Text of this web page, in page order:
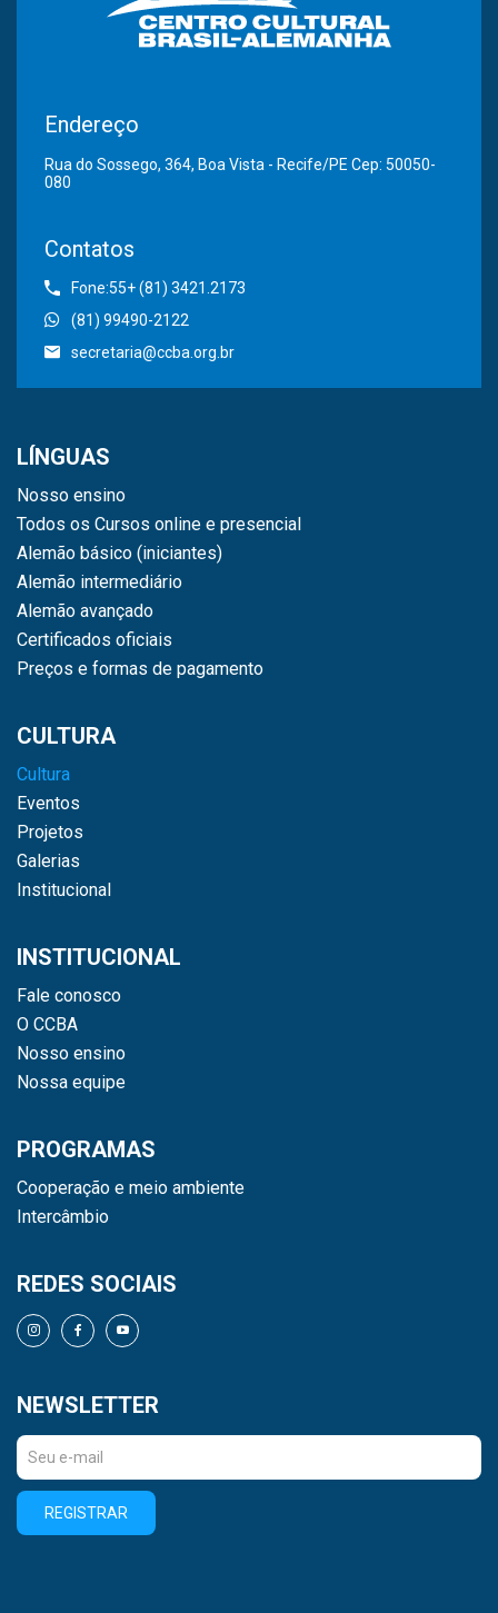
Endereço
Rua do Sossego, 364, Boa Vista - Recife/PE Cep: 50050-
080
Contatos
Fone:55+ (81) 3421.2173
(81) 99490-2122
secretaria@ccba.org.br
LÍNGUAS
Nosso ensino
Todos os Cursos online e presencial
Alemão básico (iniciantes)
Alemão intermediário
Alemão avançado
Certificados oficiais
Preços e formas de pagamento
CULTURA
Cultura
Eventos
Projetos
Galerias
Institucional
INSTITUCIONAL
Fale conosco
O CCBA
Nosso ensino
Nossa equipe
PROGRAMAS
Cooperação e meio ambiente
Intercâmbio
REDES SOCIAIS
NEWSLETTER
REGISTRAR